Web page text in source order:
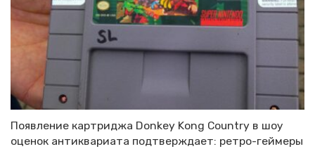
Появление картриджа Donkey Kong Country в шоу
оценок антиквариата подтверждает: ретро-геймеры